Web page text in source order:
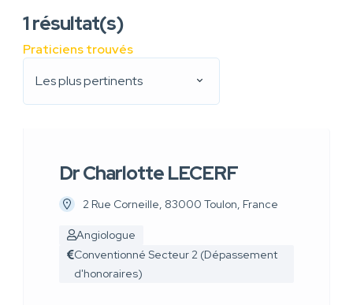
1résultat(s)
Praticiens trouvés
Les plus pertinents
Dr Charlotte LECERF
2 Rue Corneille, 83000 Toulon, France
Angiologue
Conventionné Secteur 2 (Dépassement
d'honoraires)